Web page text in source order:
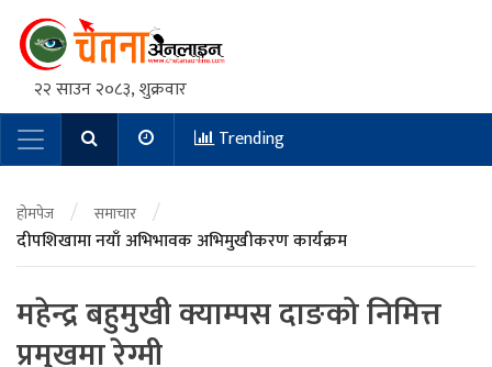
२२ साउन २०८३, शुक्रवार
Main NavigationTrending
होमपेज / समाचार /
दीपशिखामा नयाँ अभिभावक अभिमुखीकरण कार्यक्रम
महेन्द्र बहुमुखी क्याम्पस दाङको निमित्त
प्रमुखमा रेग्मी